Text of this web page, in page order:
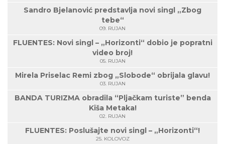
Sandro Bjelanović predstavlja novi singl „Zbog
tebe“
09. RUJAN
FLUENTES: Novi singl – „Horizonti“ dobio je popratni
video broj!
05. RUJAN
Mirela Priselac Remi zbog „Slobode“ obrijala glavu!
03. RUJAN
BANDA TURIZMA obradila “Pljačkam turiste” benda
Kiša Metaka!
02. RUJAN
FLUENTES: Poslušajte novi singl – „Horizonti“!
25. KOLOVOZ